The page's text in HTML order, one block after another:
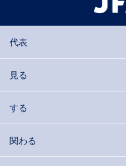
代表
見る
する
関わる